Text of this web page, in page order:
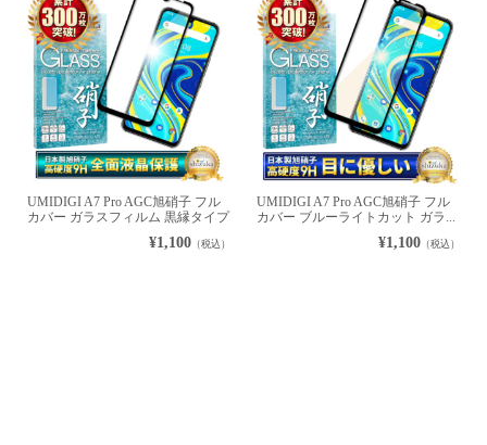
UMIDIGI A7 Pro AGC旭硝子 フル
カバー ガラスフィルム 黒縁タイプ
¥1,100（税込）
UMIDIGI A7 Pro AGC旭硝子 フル
カバー ブルーライトカット ガラ...
¥1,100 （税込）